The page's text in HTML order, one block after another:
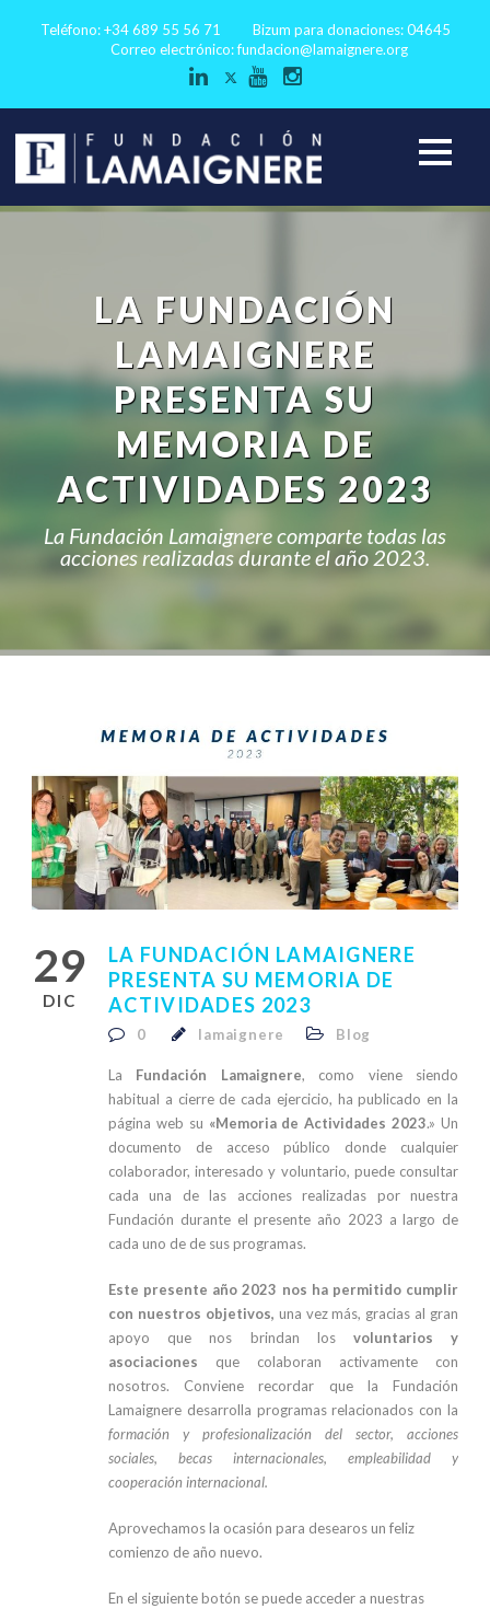
Teléfono: +34 689 55 56 71
Bizum para donaciones: 04645
Correo electrónico:fundacion@lamaignere.org
LA FUNDACIÓN
LAMAIGNERE
PRESENTA SU
MEMORIA DE
ACTIVIDADES 2023
La Fundación Lamaignere comparte todas las
acciones realizadas durante el año 2023.
29
DIC
LA FUNDACIÓN LAMAIGNERE
PRESENTA SU MEMORIA DE
ACTIVIDADES 2023
0 lamaignere Blog
La Fundación Lamaignere, como viene siendo
habitual a cierre de cada ejercicio, ha publicado en la
página web su «Memoria de Actividades 2023.» Un
documento de acceso público donde cualquier
colaborador, interesado y voluntario, puede consultar
cada una de las acciones realizadas por nuestra
Fundación durante el presente año 2023 a largo de
cada uno de de sus programas.
Este presente año 2023 nos ha permitido cumplir
con nuestros objetivos, una vez más, gracias al gran
apoyo que nos brindan los voluntarios y
asociaciones que colaboran activamente con
nosotros. Conviene recordar que la Fundación
Lamaignere desarrolla programas relacionados con la
formación y profesionalización del sector, acciones
sociales, becas internacionales, empleabilidad y
cooperación internacional.
Aprovechamos la ocasión para desearos un feliz
comienzo de año nuevo.
En el siguiente botón se puede acceder a nuestras